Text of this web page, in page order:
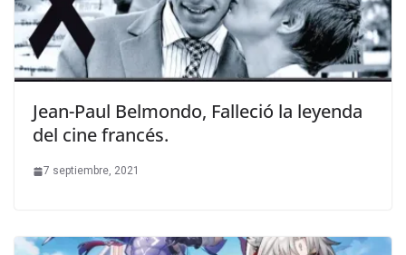
Jean-Paul Belmondo, Falleció la leyenda
del cine francés.
7 septiembre, 2021